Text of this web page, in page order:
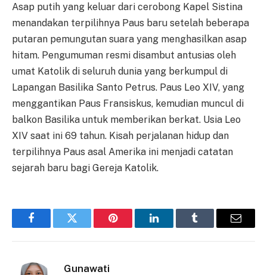
Asap putih yang keluar dari cerobong Kapel Sistina
menandakan terpilihnya Paus baru setelah beberapa
putaran pemungutan suara yang menghasilkan asap
hitam. Pengumuman resmi disambut antusias oleh
umat Katolik di seluruh dunia yang berkumpul di
Lapangan Basilika Santo Petrus. Paus Leo XIV, yang
menggantikan Paus Fransiskus, kemudian muncul di
balkon Basilika untuk memberikan berkat. Usia Leo
XIV saat ini 69 tahun. Kisah perjalanan hidup dan
terpilihnya Paus asal Amerika ini menjadi catatan
sejarah baru bagi Gereja Katolik.
FacebookTwitter Pinterest LinkedInTumblr Email
Gunawati